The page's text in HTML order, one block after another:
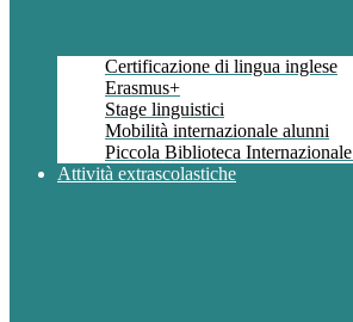
Certificazione di lingua inglese
Erasmus+
Stage linguistici
Mobilità internazionale alunni
Piccola Biblioteca
Attività extrascolastiche